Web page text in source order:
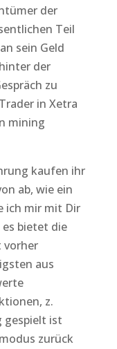
der
Teil
sein Geld
der
zu
in Xetra
mining
kaufen ihr
ab, wie ein
ich mir mit Dir
bietet die
vorher
aus
z.
gespielt ist
zurück